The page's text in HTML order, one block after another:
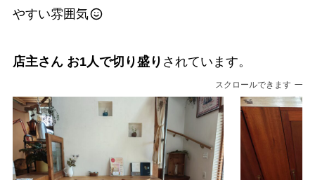
やすい雰囲気
店主さん お1人で切り盛り されています。
スクロールできます